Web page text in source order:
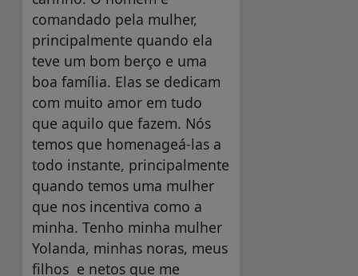
comandado pela mulher,
principalmente quando ela
teve um bom berço e uma
boa família. Elas se dedicam
com muito amor em tudo
que aquilo que fazem. Nós
temos que homenageá-las a
todo instante, principalmente
quando temos uma mulher
que nos incentiva como a
minha. Tenho minha mulher
Yolanda, minhas noras, meus
filhos e netos que me